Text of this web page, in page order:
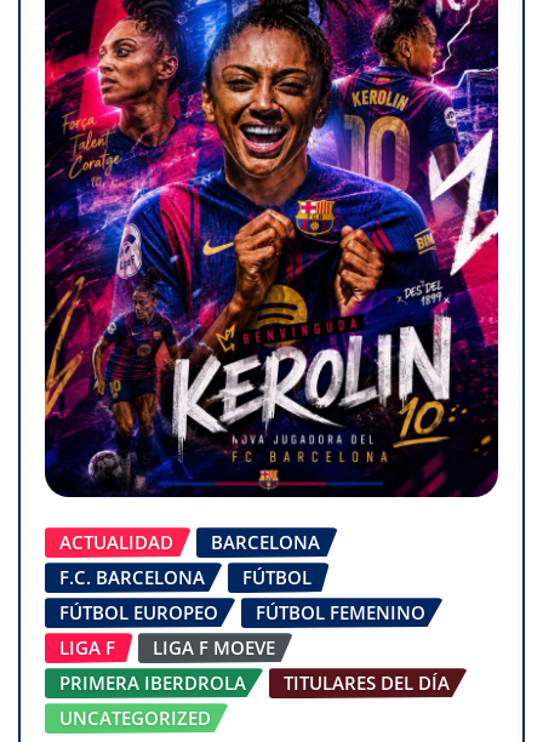
ACTUALIDAD
BARCELONA
F.C. BARCELONA
FÚTBOL
FÚTBOL EUROPEO
FÚTBOL FEMENINO
LIGA F
LIGA F MOEVE
PRIMERA IBERDROLA
TITULARES DEL DÍA
UNCATEGORIZED